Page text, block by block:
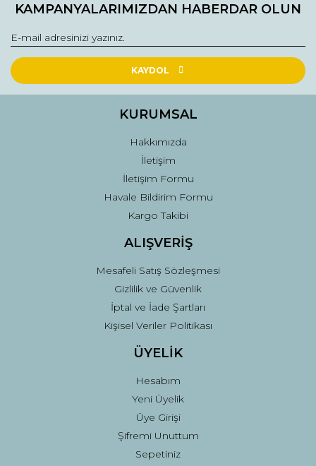
KAMPANYALARIMIZDAN HABERDAR OLUN
KAYDOL
KURUMSAL
Hakkımızda
İletişim
İletişim Formu
Havale Bildirim Formu
Kargo Takibi
ALIŞVERİŞ
Mesafeli Satış Sözleşmesi
Gizlilik ve Güvenlik
İptal ve İade Şartları
Kişisel Veriler Politikası
ÜYELİK
Hesabım
Yeni Üyelik
Üye Girişi
Şifremi Unuttum
Sepetiniz